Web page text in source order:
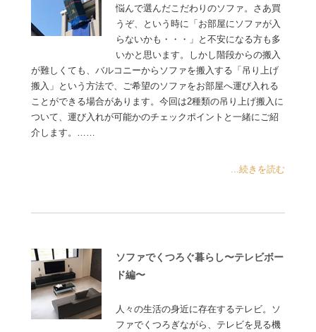
悩んで選んだこだわりのソファ。さあ買
うぞ、という時に「お部屋にソファが入
らないかも・・・」と不安になる方も多
いかと思います。しかし階段からの搬入
が難しくても、バルコニーからソファを搬入する「吊り上げ
搬入」という方法で、ご希望のソファをお部屋へ運び入れる
ことができる場合があります。今回は2種類の吊り上げ搬入に
ついて、運び入れが可能かのチェックポイントと一緒にご紹
介します。……
...続きを読む
ソファでくつろぐ暮らし〜テレビボー
ド編〜
人々の生活の身近に存在するテレビ。ソ
ファでくつろぎながら、テレビを見る機